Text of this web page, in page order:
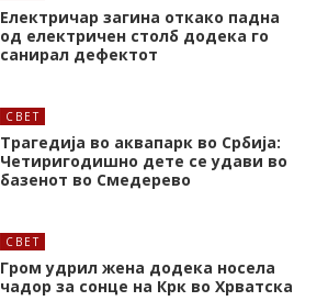
Електричар загина откако падна
од електричен столб додека го
санирал дефектот
СВЕТ
Трагедија во аквапарк во Србија:
Четиригодишно дете се удави во
базенот во Смедерево
СВЕТ
Гром удрил жена додека носела
чадор за сонце на Крк во Хрватска